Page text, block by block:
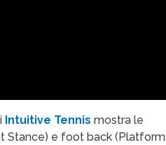
Intuitive Tennismostra le
Stance) e foot back (Platform